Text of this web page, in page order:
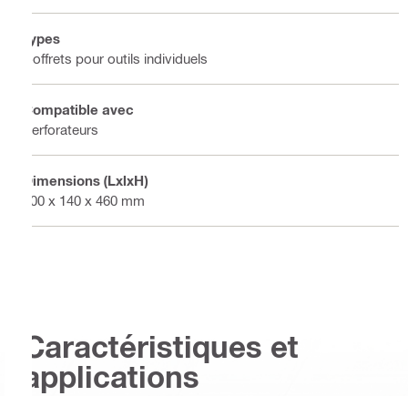
Types
Coffrets pour outils individuels
Compatible avec
Perforateurs
Dimensions (LxlxH)
600 x 140 x 460 mm
Caractéristiques et
applications